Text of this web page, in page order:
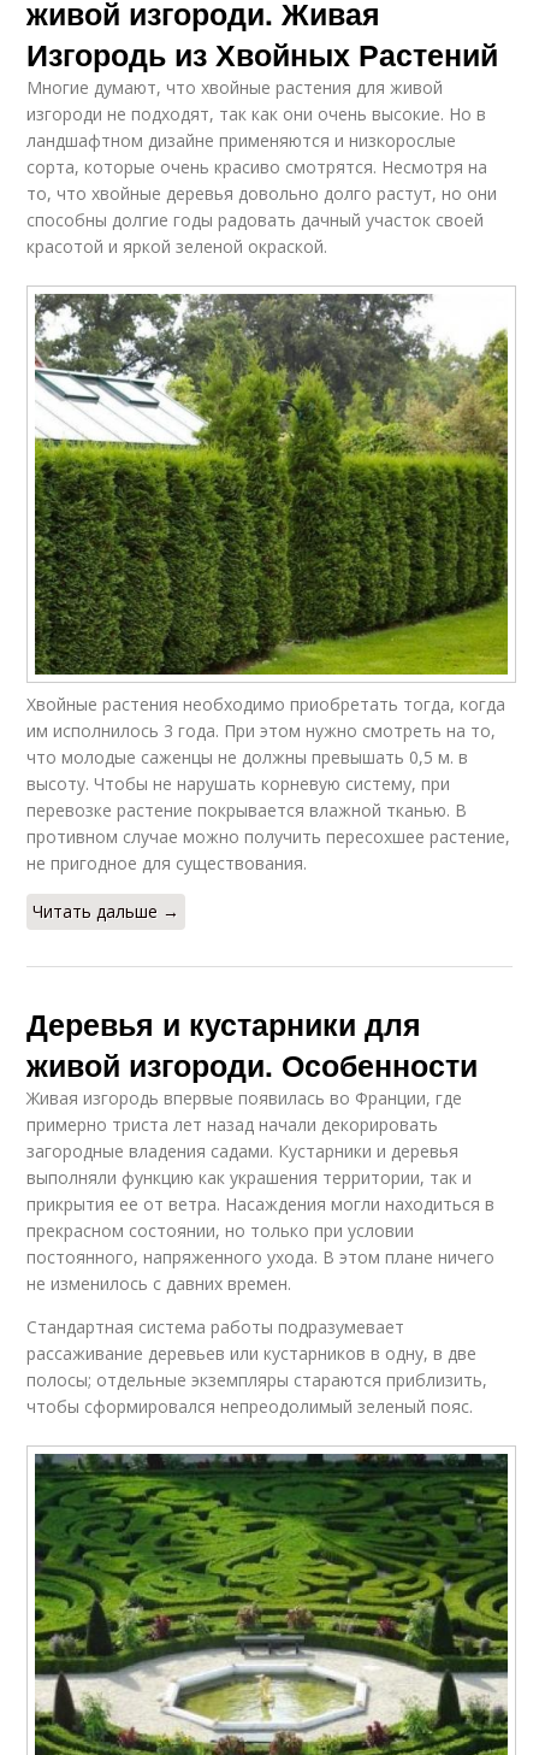
живой изгороди. Живая
Изгородь из Хвойных Растений
Многие думают, что хвойные растения для живой
изгороди не подходят, так как они очень высокие. Но в
ландшафтном дизайне применяются и низкорослые
сорта, которые очень красиво смотрятся. Несмотря на
то, что хвойные деревья довольно долго растут, но они
способны долгие годы радовать дачный участок своей
красотой и яркой зеленой окраской.
Хвойные растения необходимо приобретать тогда, когда
им исполнилось 3 года. При этом нужно смотреть на то,
что молодые саженцы не должны превышать 0,5 м. в
высоту. Чтобы не нарушать корневую систему, при
перевозке растение покрывается влажной тканью. В
противном случае можно получить пересохшее растение,
не пригодное для существования.
Читать дальше →
Деревья и кустарники для
живой изгороди. Особенности
Живая изгородь впервые появилась во Франции, где
примерно триста лет назад начали декорировать
загородные владения садами. Кустарники и деревья
выполняли функцию как украшения территории, так и
прикрытия ее от ветра. Насаждения могли находиться в
прекрасном состоянии, но только при условии
постоянного, напряженного ухода. В этом плане ничего
не изменилось с давних времен.
Стандартная система работы подразумевает
рассаживание деревьев или кустарников в одну, в две
полосы; отдельные экземпляры стараются приблизить,
чтобы сформировался непреодолимый зеленый пояс.